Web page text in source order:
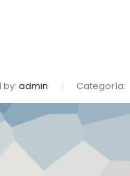
by: admin Categoría: